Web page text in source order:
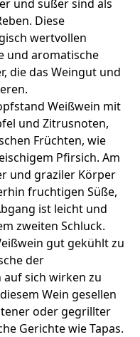
und süßer sind als
Diese
wertvollen
und aromatische
die das Weingut und
Weißwein mit
und Zitrusnoten,
Früchten, wie
Pfirsich. Am
und graziler Körper
fruchtigen Süße,
ist leicht und
zweiten Schluck.
gut gekühlt zu
der
sich wirken zu
Wein gesellen
oder gegrillter
Gerichte wie Tapas.